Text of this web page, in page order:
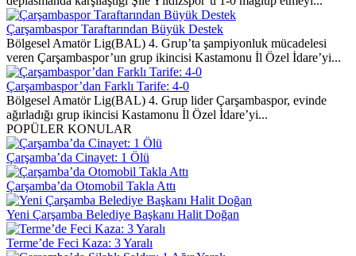
Çarşambaspor Taraftarından Büyük Destek
Bölgesel Amatör Lig(BAL) 4. Grup’ta şampiyonluk mücadelesi
veren Çarşambaspor’un grup ikincisi Kastamonu İl Özel İdare’yi...
Çarşambaspor’dan Farklı Tarife: 4-0
Bölgesel Amatör Lig(BAL) 4. Grup lider Çarşambaspor, evinde
ağırladığı grup ikincisi Kastamonu İl Özel İdare’yi...
POPÜLER KONULAR
Çarşamba’da Cinayet: 1 Ölü
Çarşamba’da Otomobil Takla Attı
Yeni Çarşamba Belediye Başkanı Halit Doğan
Terme’de Feci Kaza: 3 Yaralı